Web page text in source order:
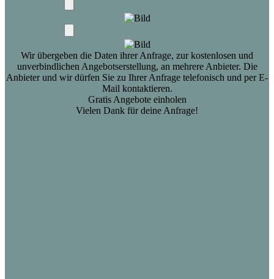
Wir übergeben die Daten ihrer Anfrage, zur kostenlosen und
unverbindlichen Angebotserstellung, an mehrere Anbieter. Die
Anbieter und wir dürfen Sie zu Ihrer Anfrage telefonisch und per E-
Mail kontaktieren.
Gratis Angebote einholen
Vielen Dank für deine Anfrage!